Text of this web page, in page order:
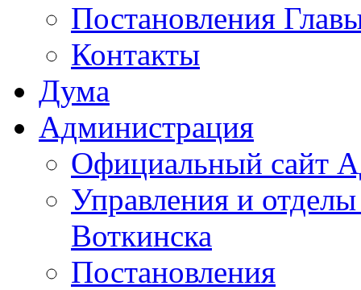
Постановления
Контакты
Дума
Администрация
Официальный сайт
Управления и
Воткинска
Постановления